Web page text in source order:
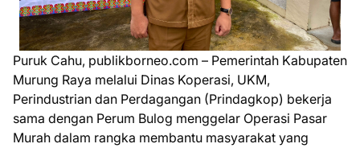
Puruk Cahu, publikborneo.com – Pemerintah Kabupaten
Murung Raya melalui Dinas Koperasi, UKM,
Perindustrian dan Perdagangan (Prindagkop) bekerja
sama dengan Perum Bulog menggelar Operasi Pasar
Murah dalam rangka membantu masyarakat yang